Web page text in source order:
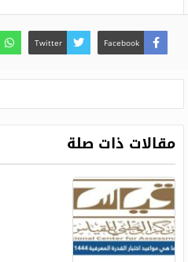
Facebook
Twitter
مقالات ذات صلة